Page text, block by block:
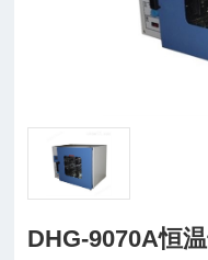
DHG-9070A恒